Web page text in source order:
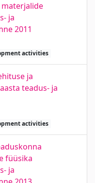
ja
2011
activities
ja
teadus- ja
activities
füüsika
ja